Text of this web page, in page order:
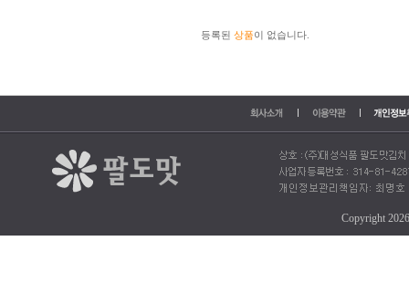
등록된 상품이 없습니다.
Copyright